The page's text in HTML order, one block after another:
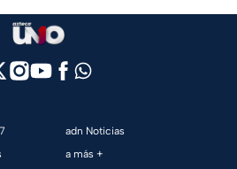
adn Noticias
a más +